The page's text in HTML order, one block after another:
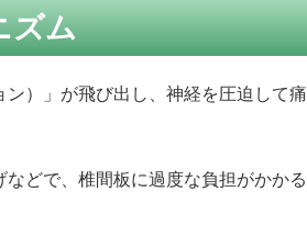
ズム
）」が飛び出し、神経を圧迫して痛
どで、椎間板に過度な負担がかかる